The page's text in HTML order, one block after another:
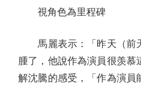
視角色為里程碑
馬麗表示：「昨天（前
腫了，他說作為演員很羡慕
解沈騰的感受，「作為演員